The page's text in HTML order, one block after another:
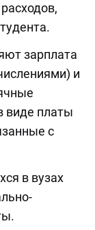
зарплата
и
виде платы
с
в вузах